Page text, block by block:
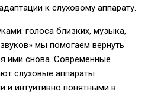
к слуховому аппарату.
голоса близких, музыка,
мы помогаем вернуть
ими снова. Современные
слуховые аппараты
интуитивно понятными в